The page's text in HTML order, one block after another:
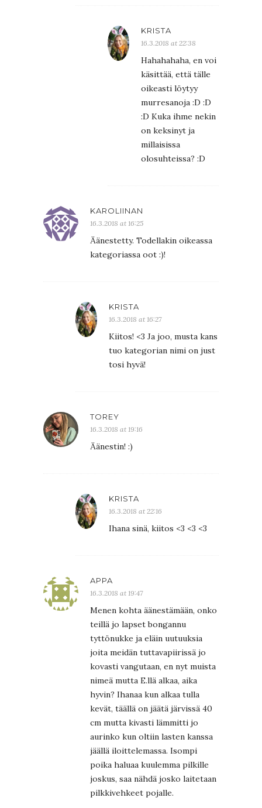
KRISTA
16.3.2018 at 22:38
Hahahahaha, en voi
käsittää, että tälle
oikeasti löytyy
murresanoja :D :D
:D Kuka ihme nekin
on keksinyt ja
millaisissa
olosuhteissa? :D
KAROLIINAN
16.3.2018 at 16:25
Äänestetty. Todellakin oikeassa
kategoriassa oot :)!
KRISTA
16.3.2018 at 16:27
Kiitos! <3 Ja joo, musta kans
tuo kategorian nimi on just
tosi hyvä!
TOREY
16.3.2018 at 19:16
Äänestin! :)
KRISTA
16.3.2018 at 22:16
Ihana sinä, kiitos <3 <3 <3
APPA
16.3.2018 at 19:47
Menen kohta äänestämään, onko
teillä jo lapset bongannu
tyttönukke ja eläin uutuuksia
joita meidän tuttavapiirissä jo
kovasti vangutaan, en nyt muista
nimeä mutta E.llä alkaa, aika
hyvin? Ihanaa kun alkaa tulla
kevät, täällä on jäätä järvissä 40
cm mutta kivasti lämmitti jo
aurinko kun oltiin lasten kanssa
jäällä iloittelemassa. Isompi
poika haluaa kuulemma pilkille
joskus, saa nähdä josko laitetaan
pilkkivehkeet pojalle.